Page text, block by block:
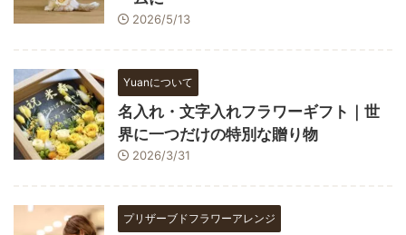
2026/5/13
Yuanについて
名入れ・文字入れフラワーギフト｜世
界に一つだけの特別な贈り物
2026/3/31
プリザーブドフラワーアレンジ